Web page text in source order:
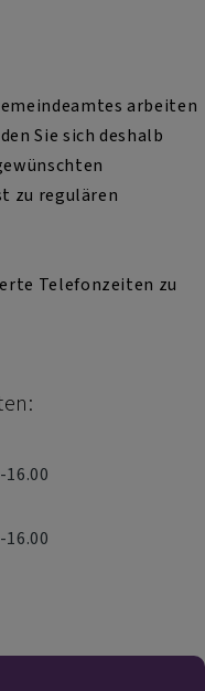
arbeiten
Sie sich deshalb
zu regulären
Telefonzeiten zu
16.00
16.00